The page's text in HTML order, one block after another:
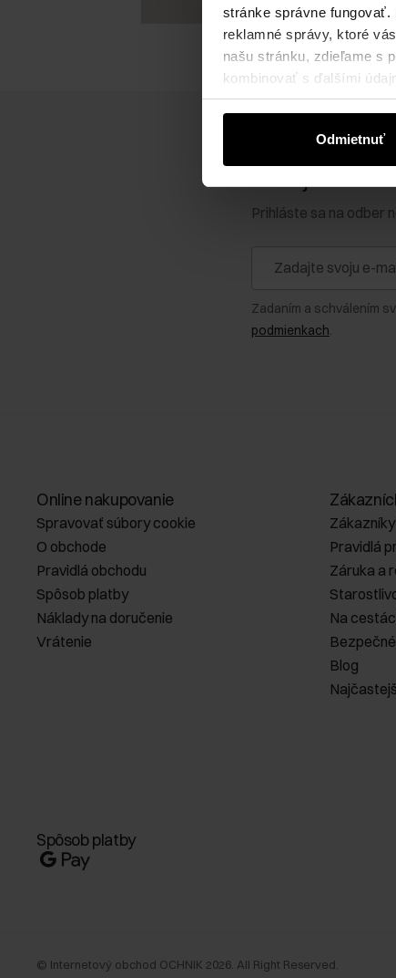
stránke správne fungovať.
reklamné správy, ktoré
našu stránku, zdieľame s
kombinovať s ďalšími
Odmietnuť
Prihláste sa na odber
Zadaním a schválením
podmienkach.
Online nakupovanie
Spravovať súbory cookie
O obchode
Pravidlá obchodu
Spôsob platby
Náklady na doručenie
Vrátenie
Pravidlá
Záruka a
Na
Blog
Spôsob platby
© Internetový obchod OCHNIK 2026 . All Right Reserved.